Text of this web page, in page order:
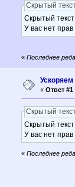
Скрытый
Скрытый
У вас нет
« Последнее
Ускоряем
«Ответ #1
Скрытый
Скрытый
У вас нет
« Последнее